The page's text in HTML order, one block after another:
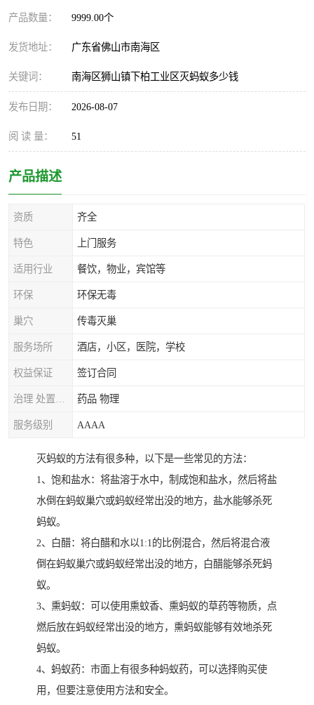
产品数量： 9999.00个
发货地址： 广东省佛山市南海区
关键词： 南海区狮山镇下柏工业区灭蚂蚁多少钱
发布日期： 2026-08-07
阅 读 量： 51
产品描述
资质 齐全
特色 上门服务
适用行业 餐饮，物业，宾馆等
环保 环保无毒
巢穴 传毒灭巢
服务场所 酒店，小区，医院，学校
权益保证 签订合同
药品 物理
服务级别 AAAA
灭蚂蚁的方法有很多种，以下是一些常见的方法：
1、饱和盐水：将盐溶于水中，制成饱和盐水，然后将盐
水倒在蚂蚁巢穴或蚂蚁经常出没的地方，盐水能够杀死
蚂蚁。
2、白醋：将白醋和水以1:1的比例混合，然后将混合液
倒在蚂蚁巢穴或蚂蚁经常出没的地方，白醋能够杀死蚂
蚁。
3、熏蚂蚁：可以使用熏蚊香、熏蚂蚁的草药等物质，点
燃后放在蚂蚁经常出没的地方，熏蚂蚁能够有效地杀死
蚂蚁。
4、蚂蚁药：市面上有很多种蚂蚁药，可以选择购买使
用，但要注意使用方法和安全。